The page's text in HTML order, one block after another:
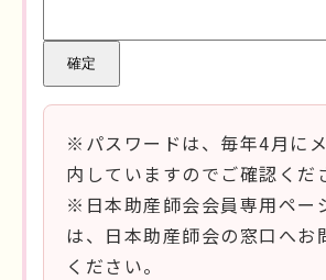
※パスワードは、毎年4月に
内していますのでご確認くだ
※日本助産師会会員専用ペー
は、日本助産師会の窓口へお
ください。